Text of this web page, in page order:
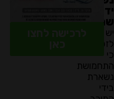
יד
שניה?
יש
לזכור
כי
התחמושת
נשארת
בידי